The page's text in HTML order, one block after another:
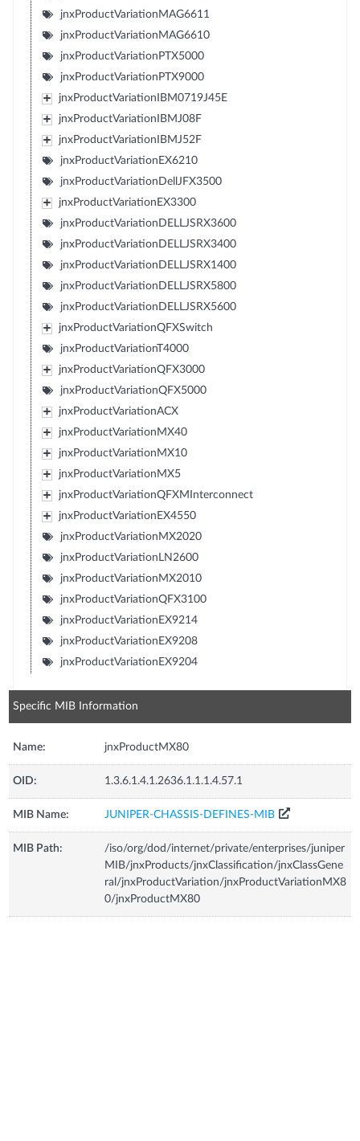
jnxProductVariationMAG6611
jnxProductVariationMAG6610
jnxProductVariationPTX5000
jnxProductVariationPTX9000
jnxProductVariationIBM0719J45E
jnxProductVariationIBMJ08F
jnxProductVariationIBMJ52F
jnxProductVariationEX6210
jnxProductVariationDellJFX3500
jnxProductVariationEX3300
jnxProductVariationDELLJSRX3600
jnxProductVariationDELLJSRX3400
jnxProductVariationDELLJSRX1400
jnxProductVariationDELLJSRX5800
jnxProductVariationDELLJSRX5600
jnxProductVariationQFXSwitch
jnxProductVariationT4000
jnxProductVariationQFX3000
jnxProductVariationQFX5000
jnxProductVariationACX
jnxProductVariationMX40
jnxProductVariationMX10
jnxProductVariationMX5
jnxProductVariationQFXMInterconnect
jnxProductVariationEX4550
jnxProductVariationMX2020
jnxProductVariationLN2600
jnxProductVariationMX2010
jnxProductVariationQFX3100
jnxProductVariationEX9214
jnxProductVariationEX9208
jnxProductVariationEX9204
Specific MIB Information
Name: jnxProductMX80
OID: 1.3.6.1.4.1.2636.1.1.1.4.57.1
MIB Name: JUNIPER-CHASSIS-DEFINES-MIB
MIB Path:
/iso/org/dod/internet/private/enterprises/juniper
MIB/jnxProducts/jnxClassification/jnxClassGene
ral/jnxProductVariation/jnxProductVariationMX8
0/jnxProductMX80